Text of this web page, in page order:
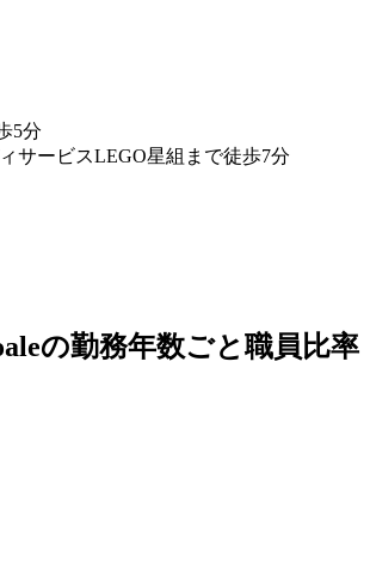
5分
サービスLEGO星組まで徒歩7分
の勤務年数ごと職員比率